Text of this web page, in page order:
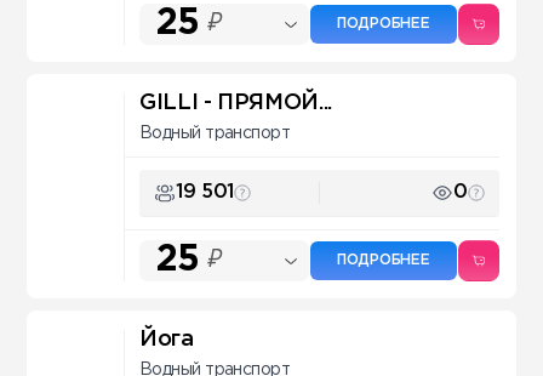
25 ₽ ПОДРОБНЕЕ
GILLI - ПРЯМОЙ...
Водный транспорт
19 501 0
25 ₽ ПОДРОБНЕЕ
Йога
Водный транспорт